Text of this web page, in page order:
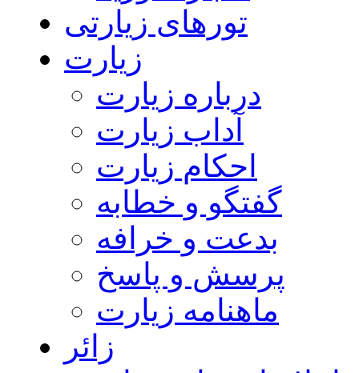
تورهای زیارتی
زیارت
درباره زیارت
آداب زیارت
احکام زیارت
گفتگو و خطابه
بدعت و خرافه
پرسش و پاسخ
ماهنامه زیارت
زائر